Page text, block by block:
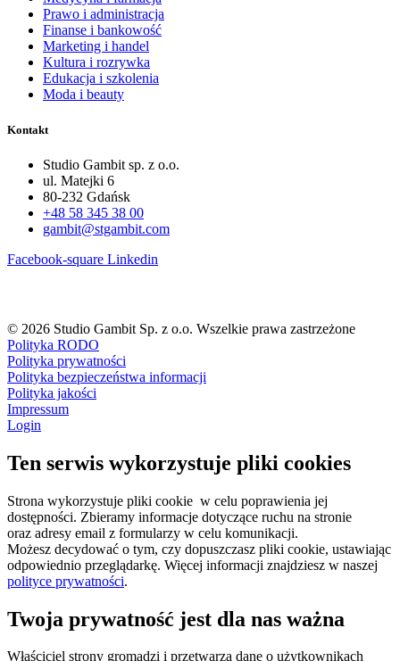
Prawo i administracja
Finanse i bankowość
Marketing i handel
Kultura i rozrywka
Edukacja i szkolenia
Moda i beauty
Kontakt
Studio Gambit sp. z o.o.
ul. Matejki 6
80-232 Gdańsk
+48 58 345 38 00
gambit@stgambit.com
Facebook-square Linkedin
© 2026 Studio Gambit Sp. z o.o. Wszelkie prawa zastrzeżone
Polityka RODO
Polityka prywatności
Polityka bezpieczeństwa informacji
Polityka jakości
Impressum
Login
Ten serwis wykorzystuje pliki cookies
Strona wykorzystuje pliki cookie w celu poprawienia jej
dostępności. Zbieramy informacje dotyczące ruchu na stronie
oraz adresy email z formularzy w celu komunikacji.
Możesz decydować o tym, czy dopuszczasz pliki cookie, ustawiając
odpowiednio przeglądarkę. Więcej informacji znajdziesz w naszej
polityce prywatności.
Twoja prywatność jest dla nas ważna
Właściciel strony gromadzi i przetwarza dane o użytkownikach